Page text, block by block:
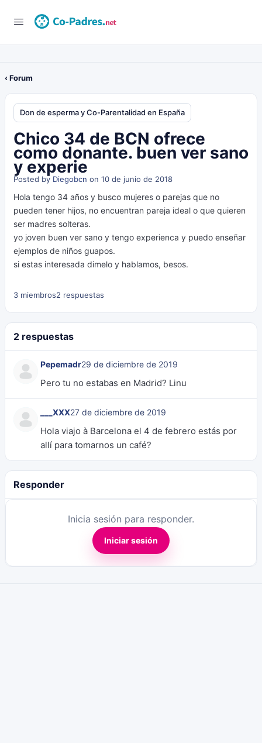
‹ Forum
Don de esperma y Co-Parentalidad en España
Chico 34 de BCN ofrece
como donante. buen ver sano
y experie
Posted by Diegobcn on 10 de junio de 2018
Hola tengo 34 años y busco mujeres o parejas que no
pueden tener hijos, no encuentran pareja ideal o que quieren
ser madres solteras.
yo joven buen ver sano y tengo experienca y puedo enseñar
ejemplos de niños guapos.
si estas interesada dimelo y hablamos, besos.
3 miembros2 respuestas
2 respuestas
Pepemadr29 de diciembre de 2019
Pero tu no estabas en Madrid? Linu
___XXX27 de diciembre de 2019
Hola viajo à Barcelona el 4 de febrero estás por
allí para tomarnos un café?
Responder
Inicia sesión para responder.
Iniciar sesión